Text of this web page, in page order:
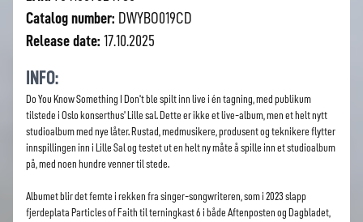
Catalog number: DWYBO019CD
Release date: 17.10.2025
INFO:
Do You Know Something I Don't ble spilt inn live i én tagning, med publikum
tilstede i Oslo konserthus' Lille sal. Dette er ikke et live-album, men et helt nytt
studioalbum med nye låter. Rustad, medmusikere, produsent og teknikere flytter
innspillingen inn i Lille Sal og testet ut en helt ny måte å spille inn et studioalbum
på, med noen hundre venner til stede.
Albumet blir det femte i rekken fra singer-songwriteren, som i 2023 slapp
fjerdeplata Particles of Faith til terningkast 6 i både Aftenposten og Dagbladet,